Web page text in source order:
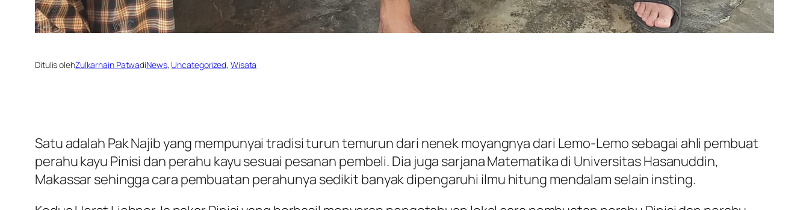
Ditulis olehZulkarnain PatwadiNews, Uncategorized, Wisata
Satu adalah Pak Najib yang mempunyai tradisi turun temurun dari nenek moyangnya dari Lemo-Lemo sebagai ahli pembuat
perahu kayu Pinisi dan perahu kayu sesuai pesanan pembeli. Dia juga sarjana Matematika di Universitas Hasanuddin,
Makassar sehingga cara pembuatan perahunya sedikit banyak dipengaruhi ilmu hitung mendalam selain insting.